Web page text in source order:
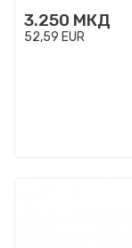
3.250 МКД
52,59 EUR